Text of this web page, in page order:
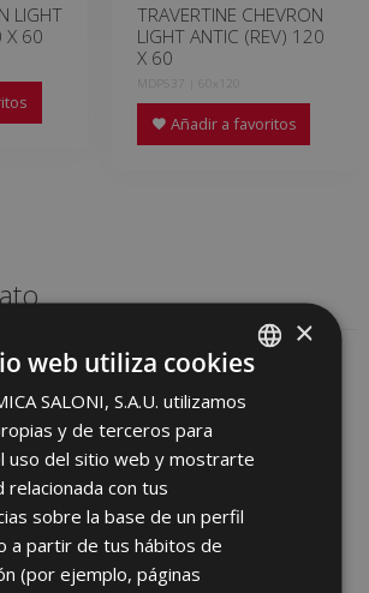
LIGHT
X 60
TRAVERTINE CHEVRON
LIGHT ANTIC (REV) 120
X 60
MDP537 | 60x120
Añadir a favoritos
SPANISH
ENGLISH
GERMAN
×
web utiliza cookies
SALONI, S.A.U. utilizamos
y de terceros para
uso del sitio web y mostrarte
relacionada con tus
sobre la base de un perfil
a partir de tus hábitos de
(por ejemplo, páginas